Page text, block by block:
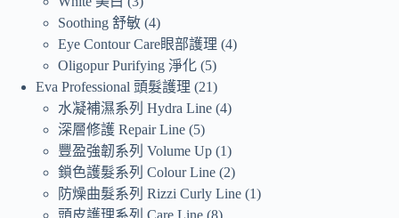
Soothing 舒敏 4
Eye Contour Care眼部護理 4
Oligopur Purifying 淨化 5
Eva Professional 頭髮護理
21
水凝補濕系列 Hydra Line 4
深層修護 Repair Line 5
豐盈強韌系列 Volume Up 1
鎖色護髮系列 Colour Line 2
防燥曲髮系列 Rizzi Curly Line 1